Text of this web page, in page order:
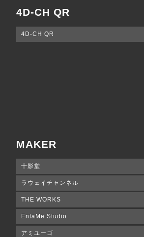
4D-CH QR
4D-CH QR
MAKER
十影堂
ラウェイチャンネル
THE WORKS
EntaMe Studio
アミユーゴ